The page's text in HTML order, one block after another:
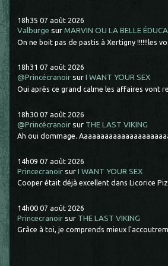
18h35 07 août 2026
Valburge surMARVIN OU LA BELLE
On ne boit pas de pastis à Xertigny !!!!!!les
18h31 07 août 2026
@Princécranoir surI WANT YOUR SEX
Oui après ce grand calme les affaires vont
18h30 07 août 2026
@Princécranoir sur THE LAST VIKING
Ah oui dommage.
14h09 07 août 2026
Princecranoir surI WANT YOUR SEX
Cooper était déjà excellent dans Licorice
14h00 07 août 2026
Princecranoir sur THE LAST VIKING
Grâce à toi, je comprends mieux